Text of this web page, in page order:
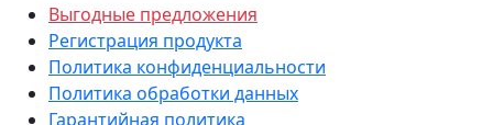
Выгодные предложения
Регистрация продукта
Политика конфиденциальности
Политика обработки данных
Гарантийная политика